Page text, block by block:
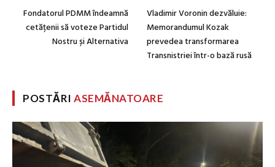
Fondatorul PDMM îndeamnă
cetățenii să voteze Partidul
Nostru și Alternativa
Vladimir Voronin dezvăluie:
Memorandumul Kozak
prevedea transformarea
Transnistriei într-o bază rusă
POSTĂRIASEMĂNATOARE